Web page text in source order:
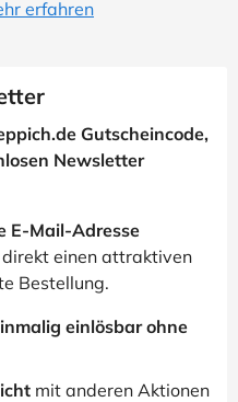
erfahren
Gutscheincode,
Newsletter
E-Mail-Adresse
einen attraktiven
Bestellung.
einlösbar ohne
mit anderen Aktionen